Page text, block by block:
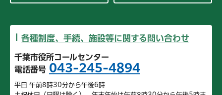
各種制度、手続、施設等に関する問い合わせ
千葉市役所コールセンター
電話番号 043-245-4894
平日 午前8時30分から午後6時